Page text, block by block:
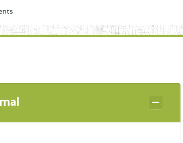
Inspection Générale des Enseignements
Diplômes